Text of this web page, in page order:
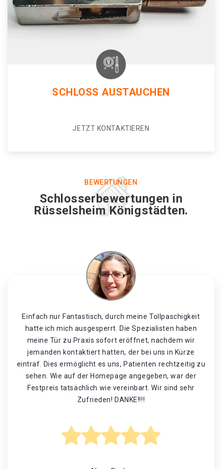
SCHLOSS AUSTAUCHEN
JETZT KONTAKTIEREN
BEWERTUNGEN
Schlosserbewertungen in
Rüsselsheim Königstädten.
Einfach nur Fantastisch, durch meine Tollpaschigkeit
hatte ich mich ausgesperrt. Die Spezialisten haben
meine Tür zu Praxis sofort eröffnet, nachdem wir
jemanden kontaktiert hatten, der bei uns in Kürze
eintraf. Dies ermöglicht es uns, Patienten rechtzeitig zu
sehen. Wie auf der Homepage angegeben, war der
Festpreis tatsächlich wie vereinbart. Wir sind sehr
Zufrieden! DANKE!!!!